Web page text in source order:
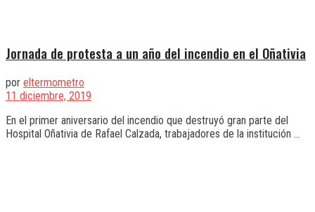
Jornada de protesta a un año del incendio en el Oñativia
por eltermometro
11 diciembre, 2019
En el primer aniversario del incendio que destruyó gran parte del
Hospital Oñativia de Rafael Calzada, trabajadores de la institución ...